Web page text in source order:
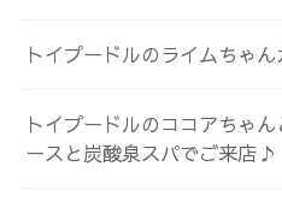
トイプードルのライムちゃ
トイプードルのココアちゃ
ースと炭酸泉スパでご来店♪